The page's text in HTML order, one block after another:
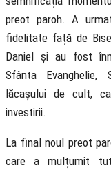
preot paroh. A
fidelitate față de
Daniel și au fost
Sfânta
lăcașului de cult,
investirii.
La final noul preot
care a mulțumit